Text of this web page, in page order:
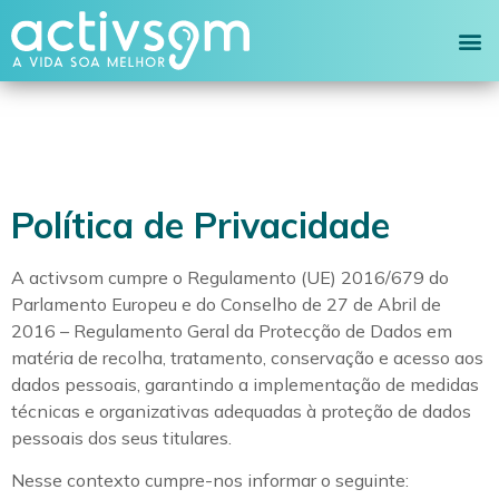
Política de Privacidade
A activsom cumpre o Regulamento (UE) 2016/679 do
Parlamento Europeu e do Conselho de 27 de Abril de
2016 – Regulamento Geral da Protecção de Dados em
matéria de recolha, tratamento, conservação e acesso aos
dados pessoais, garantindo a implementação de medidas
técnicas e organizativas adequadas à proteção de dados
pessoais dos seus titulares.
Nesse contexto cumpre-nos informar o seguinte: